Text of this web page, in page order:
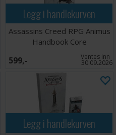
Legg i handlekurven
Assassins Creed RPG Animus
Handbook Core
599,- Ventes inn
30.09.2026
Legg i handlekurven